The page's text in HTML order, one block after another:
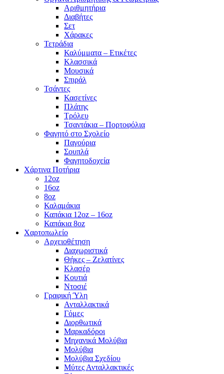
Αριθμητήρια
Διαβήτες
Σετ
Χάρακες
Τετράδια
Καλύμματα – Ετικέτες
Κλασσικά
Μουσικά
Σπιράλ
Τσάντες
Κασετίνες
Πλάτης
Τρόλευ
Τσαντάκια – Πορτοφόλια
Φαγητό στο Σχολείο
Παγούρια
Σουπλά
Φαγητοδοχεία
Χάρτινα Ποτήρια
12oz
16oz
8oz
Καλαμάκια
Καπάκια 12oz – 16oz
Καπάκια 8oz
Χαρτοπωλείο
Αρχειοθέτηση
Διαχωριστικά
Θήκες – Ζελατίνες
Κλασέρ
Κουτιά
Ντοσιέ
Γραφική Ύλη
Ανταλλακτικά
Γόμες
Διορθωτικά
Μαρκαδόροι
Μηχανικά Μολύβια
Μολύβια
Μολύβια Σχεδίου
Μύτες Ανταλλακτικές